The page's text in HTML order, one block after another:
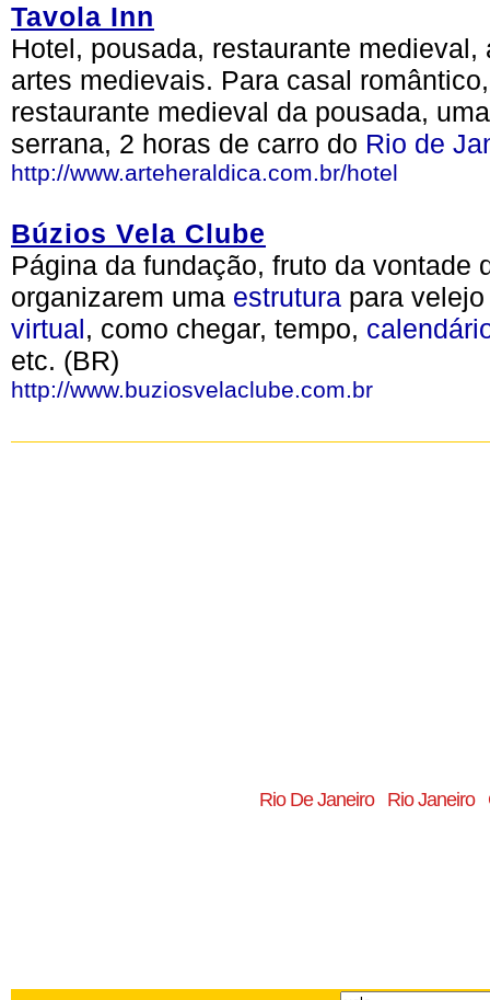
Tavola Inn
Hotel, pousada, restaurante
artes medievais. Para casal
restaurante medieval da pousada,
serrana, 2 horas de carro do Rio de
http://www.arteheraldica.com.br/hotel
Búzios Vela Clube
Página da fundação, fruto da vontade
organizarem uma estrutura para
virtual, como chegar, tempo,
etc. (BR)
http://www.buziosvelaclube.com.br
Rio De Janeiro Rio Janeiro